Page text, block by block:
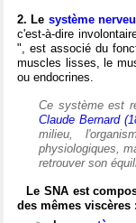
2. Le système
c'est-à-dire
", est associé du
muscles lisses, le
ou endocrines.
Ce système est
Claude Bernard
milieu,
physiologiques,
retrouver son
Le SNA est
des mêmes viscères :